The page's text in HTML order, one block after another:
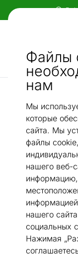
Файлы
нам
Мы
которые
сайта. Мы
файлы
нашего веб-
нашего
социальных
Нажимая
Мебель и
Ищи...